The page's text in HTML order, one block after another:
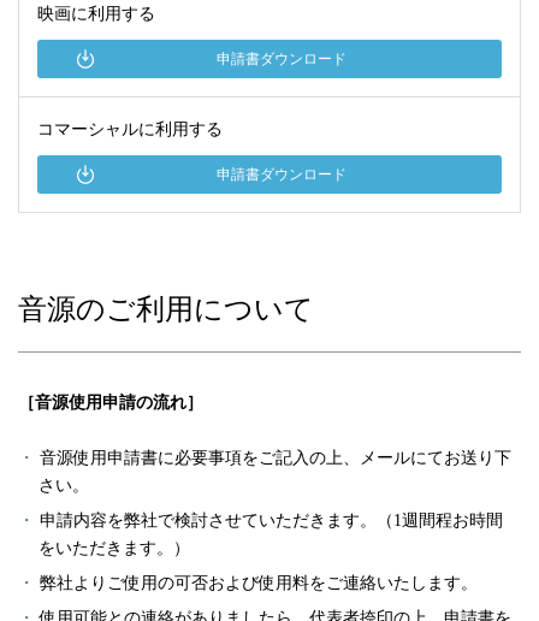
映画に利用する
申請書ダウンロード
コマーシャルに利用する
申請書ダウンロード
音源のご利用について
［音源使用申請の流れ］
音源使用申請書に必要事項をご記入の上、メールにてお送り下
さい。
申請内容を弊社で検討させていただきます。（1週間程お時間
をいただきます。）
弊社よりご使用の可否および使用料をご連絡いたします。